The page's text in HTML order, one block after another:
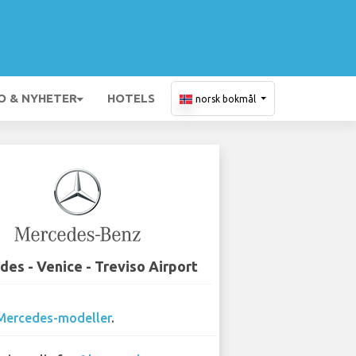
& NYHETER HOTELS norsk bokmål
- Venice - Treviso Airport
modeller.